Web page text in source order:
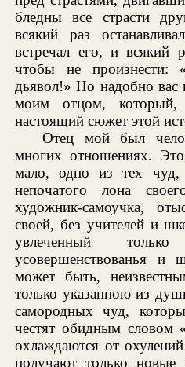
бледны все страсти
всякий раз
встречал его, и всякий
чтобы не произнести:
дьявол!» Но надобно вас
моим отцом,
настоящий сюжет этой
Отец мой был
многих отношениях.
мало, одно из тех чуд,
непочатого лона
художник-самоучка,
своей, без учителей и
увлеченный
усовершенствованья
может быть,
только указанною из
самородных чуд,
честят обидным словом
охлаждаются от
получают только